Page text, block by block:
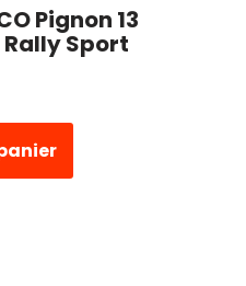
Pignon 13
Sport